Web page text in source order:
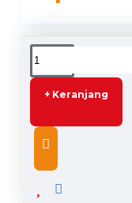
+ Keranjang
DESCRIPTION
Alat tembak
Tembakan lem yang
Juga menggunakan